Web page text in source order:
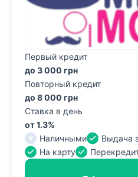
Первый кредит
до 3 000 грн
Повторный кредит
до 8 000 грн
Ставка в день
от 1.3%
Наличными
Выдача
На карту